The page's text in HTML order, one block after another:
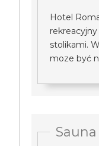
Hotel
stolikami.
moze być